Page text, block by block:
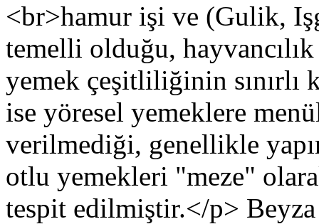
<br>hamur işi ve (Gulik,
temelli olduğu,
yemek çeşitliliğinin sınırlı
ise yöresel yemeklere
verilmediği, genellikle
otlu yemekleri "meze"
tespit edilmiştir.</p>